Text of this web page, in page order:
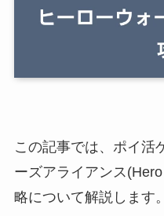
この記事では、ポイ活
ーズアライアンス
略について解説します。